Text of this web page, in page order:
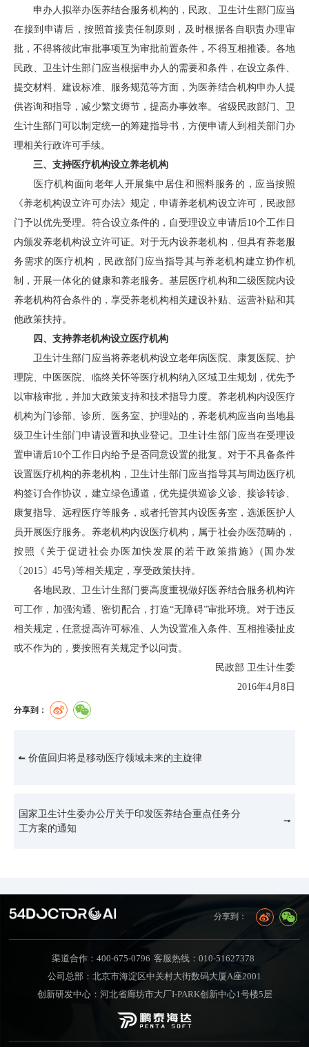
申办人拟举办医养结合服务机构的，民政、卫生计生部门应当
在接到申请后，按照首接责任制原则，及时根据各自职责办理审
批，不得将彼此审批事项互为审批前置条件，不得互相推诿。各地
民政、卫生计生部门应当根据申办人的需要和条件，在设立条件、
提交材料、建设标准、服务规范等方面，为医养结合机构申办人提
供咨询和指导，减少繁文缛节，提高办事效率。省级民政部门、卫
生计生部门可以制定统一的筹建指导书，方便申请人到相关部门办
理相关行政许可手续。
三、支持医疗机构设立养老机构
医疗机构面向老年人开展集中居住和照料服务的，应当按照
《养老机构设立许可办法》规定，申请养老机构设立许可，民政部
门予以优先受理。符合设立条件的，自受理设立申请后10个工作日
内颁发养老机构设立许可证。对于无内设养老机构，但具有养老服
务需求的医疗机构，民政部门应当指导其与养老机构建立协作机
制，开展一体化的健康和养老服务。基层医疗机构和二级医院内设
养老机构符合条件的，享受养老机构相关建设补贴、运营补贴和其
他政策扶持。
四、支持养老机构设立医疗机构
卫生计生部门应当将养老机构设立老年病医院、康复医院、护
理院、中医医院、临终关怀等医疗机构纳入区域卫生规划，优先予
以审核审批，并加大政策支持和技术指导力度。养老机构内设医疗
机构为门诊部、诊所、医务室、护理站的，养老机构应当向当地县
级卫生计生部门申请设置和执业登记。卫生计生部门应当在受理设
置申请后10个工作日内给予是否同意设置的批复。对于不具备条件
设置医疗机构的养老机构，卫生计生部门应当指导其与周边医疗机
构签订合作协议，建立绿色通道，优先提供巡诊义诊、接诊转诊、
康复指导、远程医疗等服务，或者托管其内设医务室，选派医护人
员开展医疗服务。养老机构内设医疗机构，属于社会办医范畴的，
按照《关于促进社会办医加快发展的若干政策措施》(国办发
〔2015〕45号)等相关规定，享受政策扶持。
各地民政、卫生计生部门要高度重视做好医养结合服务机构许
可工作，加强沟通、密切配合，打造“无障碍”审批环境。对于违反
相关规定，任意提高许可标准、人为设置准入条件、互相推诿扯皮
或不作为的，要按照有关规定予以问责。
民政部 卫生计生委
2016年4月8日
分享到：
价值回归将是移动医疗领域未来的主旋律
国家卫生计生委办公厅关于印发医养结合重点任务分
工方案的通知
分享到：
渠道合作：400-675-0796 客服热线：010-51627378
公司总部：北京市海淀区中关村大街数码大厦A座2001
创新研发中心：河北省廊坊市大厂I-PARK创新中心1号楼5层